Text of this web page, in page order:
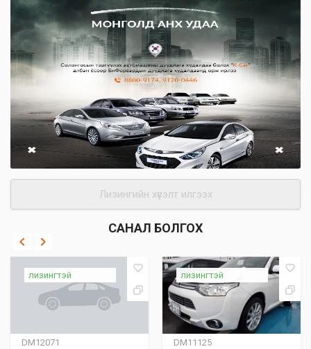
Лизингийн хүсэлт илгээх
САНАЛ БОЛГОХ
DM12071
лизингтэй
DM11125
лизингтэй